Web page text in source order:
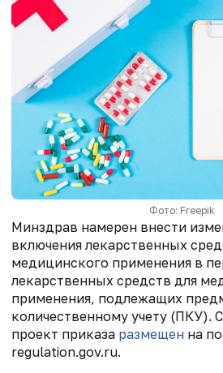
Фото: Freepik
Минздрав намерен внести
включения лекарственных
медицинского применения в
лекарственных средств для
применения, подлежащих
количественному учету (ПКУ).
проект приказа размещен на
regulation.gov.ru.